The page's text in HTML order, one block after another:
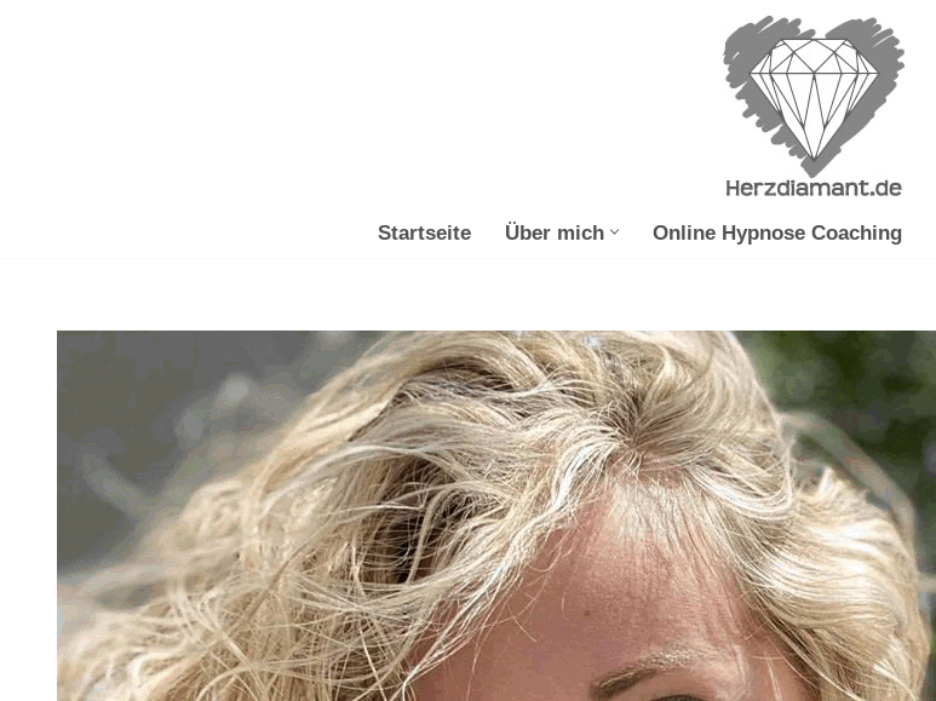
Startseite Über mich Online Hypnose Coaching